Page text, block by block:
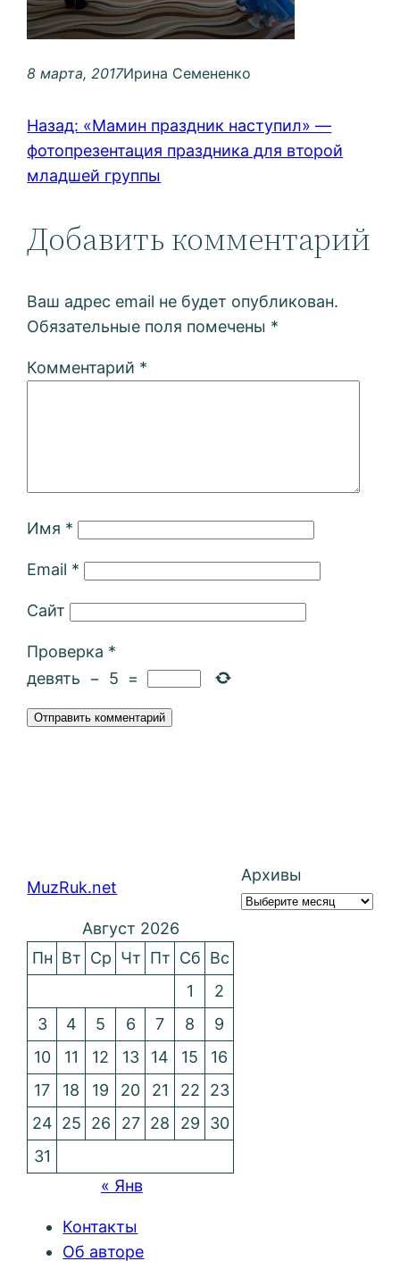
8 марта, 2017Ирина Семененко
Назад: «Мамин праздник наступил» —
фотопрезентация праздника для второй
младшей группы
Добавить комментарий
Ваш адрес email не будет опубликован.
Обязательные поля помечены *
Комментарий *
Имя *
Email *
Сайт
Проверка *
девять − 5 =
MuzRuk.net
Архивы
Август 2026
Пн Вт Ср Чт Пт Сб Вс
1
2
3
4 5 6 7 8
9
10
11 12 13 14 15
16
17
18 19 20 21 22
23
24 25 26 27 28 29
30
31
« Янв
Контакты
Об авторе